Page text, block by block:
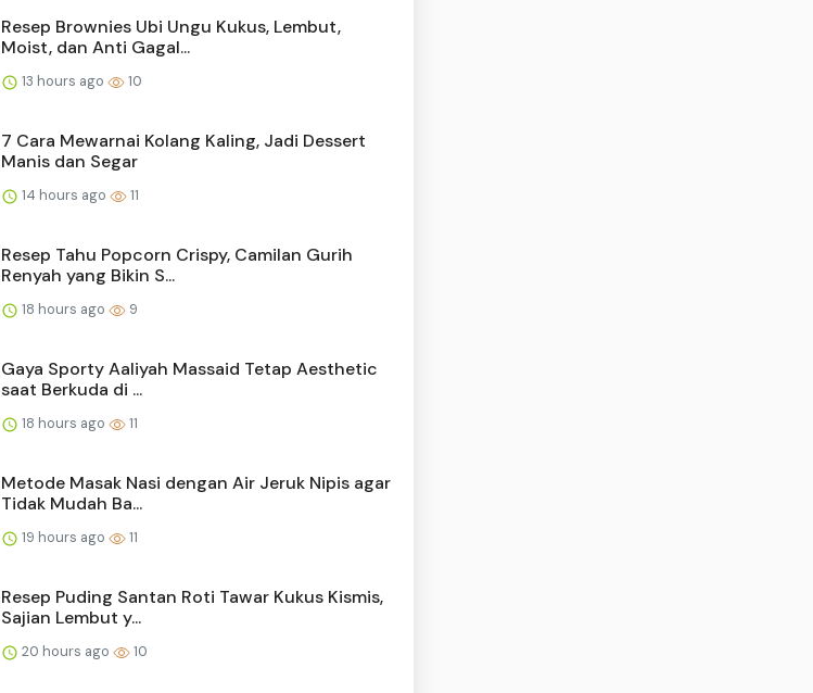
Resep Brownies Ubi Ungu Kukus, Lembut,
Moist, dan Anti Gagal...
13 hours ago 10
7 Cara Mewarnai Kolang Kaling, Jadi Dessert
Manis dan Segar
14 hours ago 11
Resep Tahu Popcorn Crispy, Camilan Gurih
Renyah yang Bikin S...
18 hours ago 9
Gaya Sporty Aaliyah Massaid Tetap Aesthetic
saat Berkuda di ...
18 hours ago 11
Metode Masak Nasi dengan Air Jeruk Nipis agar
Tidak Mudah Ba...
19 hours ago 11
Resep Puding Santan Roti Tawar Kukus Kismis,
Sajian Lembut y...
20 hours ago 10